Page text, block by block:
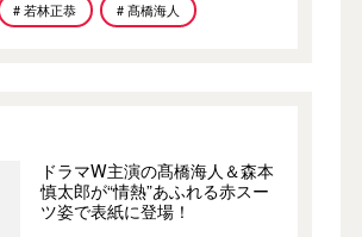
# 若林正恭 # 髙橋海人
ドラマW主演の髙橋海人＆森本
慎太郎が“情熱”あふれる赤スー
ツ姿で表紙に登場！